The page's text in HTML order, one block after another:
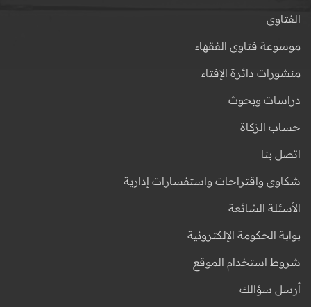
الفتاوى
موسوعة فتاوى الفقهاء
منشورات دائرة الإفتاء
دراسات وبحوث
حساب الزكاة
اتصل بنا
شكاوى واقتراحات واستفسارات إدارية
الأسئلة الشائعة
بوابة الحكومة الإلكترونية
شروط استخدام الموقع
أرسل سؤالك